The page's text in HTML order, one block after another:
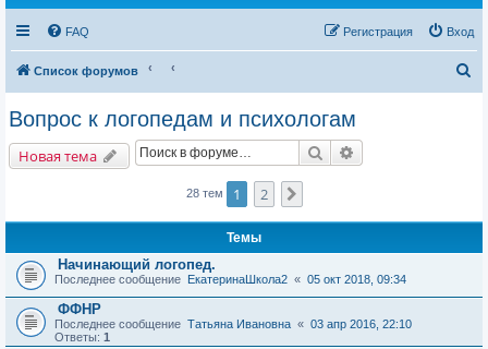
FAQ Вход
Регистрация
Список форумов
о
Вопрос к логопедам и психологам
Новая тема Поиск
28 тем 1 2
Темы
Начинающий логопед.
Последнее сообщение ЕкатеринаШкола2 « 05 окт 2018, 09:34
ФФНР
Последнее сообщение Татьяна Ивановна « 03 апр 2016, 22:10
Ответы: 1